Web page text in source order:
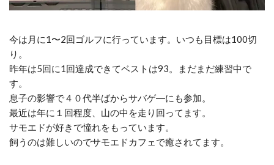
今は月に1〜2回ゴルフに行っています。いつも 目標は100切
り。
昨年は5回に1回達成できてベストは93。
まだまだ練習中で
す。
息子の影響で４０代半ばからサバゲ―にも参加。
最近は年に１回程度、山の中を走り回ってます。
サモエドが好きで憧れをもっています。
飼うのは難しいのでサモエドカフェで癒されてます。